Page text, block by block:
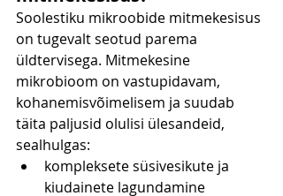
Soolestiku mikroobide mitmekesisus
on tugevalt seotud parema
üldtervisega. Mitmekesine
mikrobioom on vastupidavam,
kohanemisvõimelisem ja suudab
täita paljusid olulisi ülesandeid,
sealhulgas:
kompleksete süsivesikute ja
kiudainete lagundamine